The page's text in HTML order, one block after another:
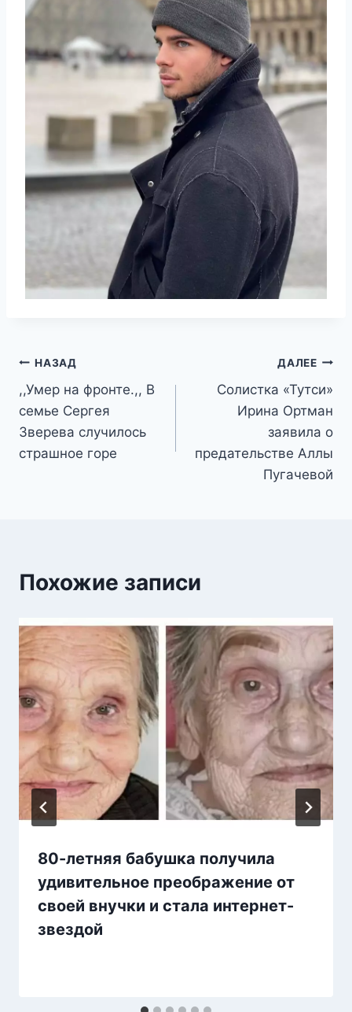
Навигация
по
записям
НАЗАД
,,Умер на фронте.,, В
семье Сергея
Зверева случилось
страшное горе
ДАЛЕЕ
Солистка «Тутси»
Ирина Ортман
заявила о
предательстве Аллы
Пугачевой
Похожие записи
80-летняя бабушка получила
удивительное преображение от
своей внучки и стала интернет-
звездой